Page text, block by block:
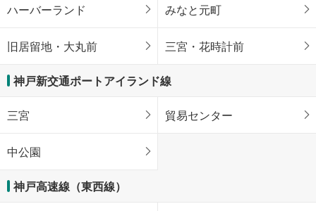
ハーバーランド みなと元町
旧居留地・大丸前 三宮・花時計前
神戸新交通ポートアイランド線
三宮 貿易センター
中公園
神戸高速線（東西線）